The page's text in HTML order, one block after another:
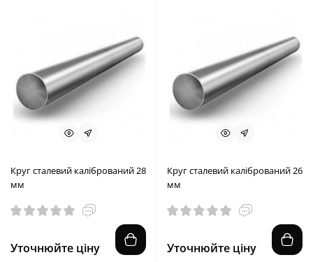
Круг сталевий калібрований 28
мм
Уточнюйте ціну
Круг сталевий калібрований 26
мм
Уточнюйте ціну